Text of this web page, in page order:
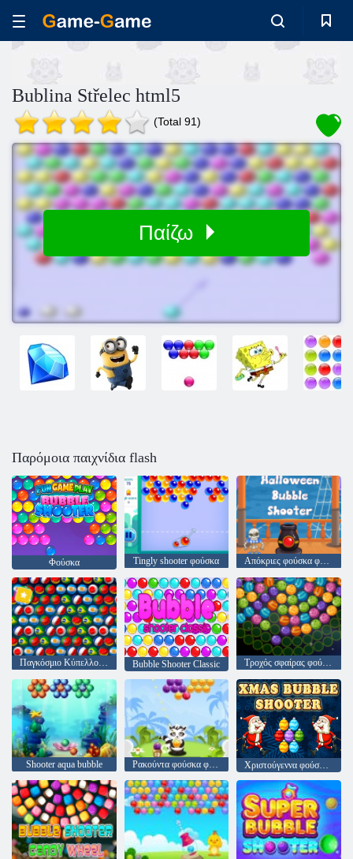
Bublina Střelec html5
(Total 91)
Παίζω
Παρόμοια παιχνίδια flash
Φούσκα Tingly shooter φούσκα Απόκριες φούσκα φούσκα
Παγκόσμιο Κύπελλο Βολών Bubble Shooter Classic Τροχός σφαίρας φούσκας
Shooter aqua bubble Ρακούντα φούσκα φούσκα Χριστούγεννα φούσκα shooter